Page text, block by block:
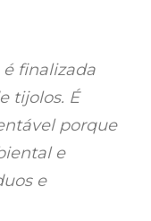
é finalizada
tijolos. É
porque
e
e